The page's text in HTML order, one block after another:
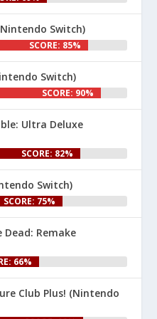
⋅
⚡🔥💥💀
Switch)
SCORE: 85%
Switch)
SCORE: 90%
Ultra Deluxe
SCORE: 82%
Switch)
SCORE: 75%
Dead: Remake
66%
Club Plus! (Nintendo